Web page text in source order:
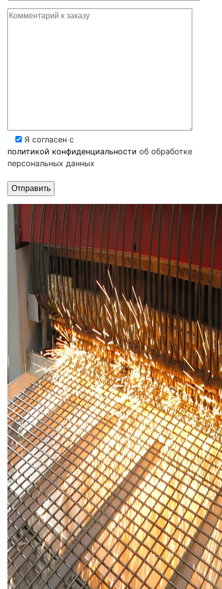
Я согласен с
политикой конфиденциальности об обработке
персональных данных